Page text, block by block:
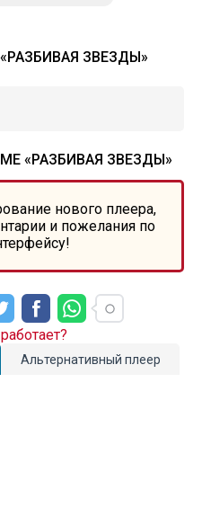
ЗВЕЗДЫ»
«РАЗБИВАЯ ЗВЕЗДЫ»
нового плеера,
и пожелания по
Альтернативный плеер